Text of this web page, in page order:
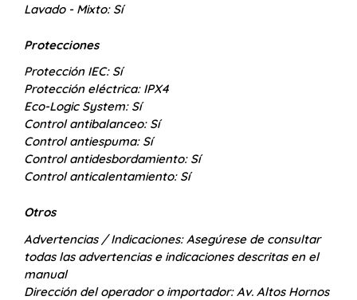
Lavado - Mixto: Sí
Protecciones
Protección IEC: Sí
Protección eléctrica: IPX4
Eco-Logic System: Sí
Control antibalanceo: Sí
Control antiespuma: Sí
Control antidesbordamiento: Sí
Control anticalentamiento: Sí
Otros
Advertencias / Indicaciones:Asegúrese de consultar
todas las advertencias e indicaciones descritas en el
manual
Dirección del operador o importador:Av. Altos Hornos